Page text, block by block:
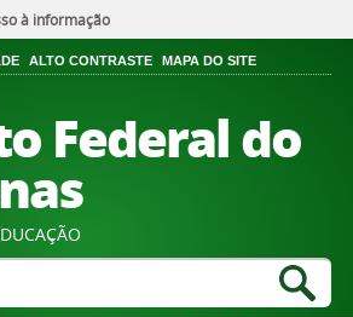
à informação
ALTO CONTRASTE MAPA DO SITE
Federal do